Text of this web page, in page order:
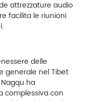
attrezzature audio
facilita le riunioni
delle
generale nel Tibet
ha
complessiva con